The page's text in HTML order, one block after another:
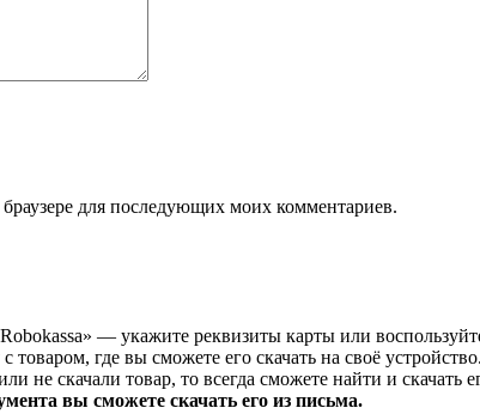
для последующих моих комментариев.
— укажите реквизиты карты или
где вы сможете его скачать на своё устройство.
не скачали товар, то всегда сможете найти и скачать
вы сможете скачать его из письма.